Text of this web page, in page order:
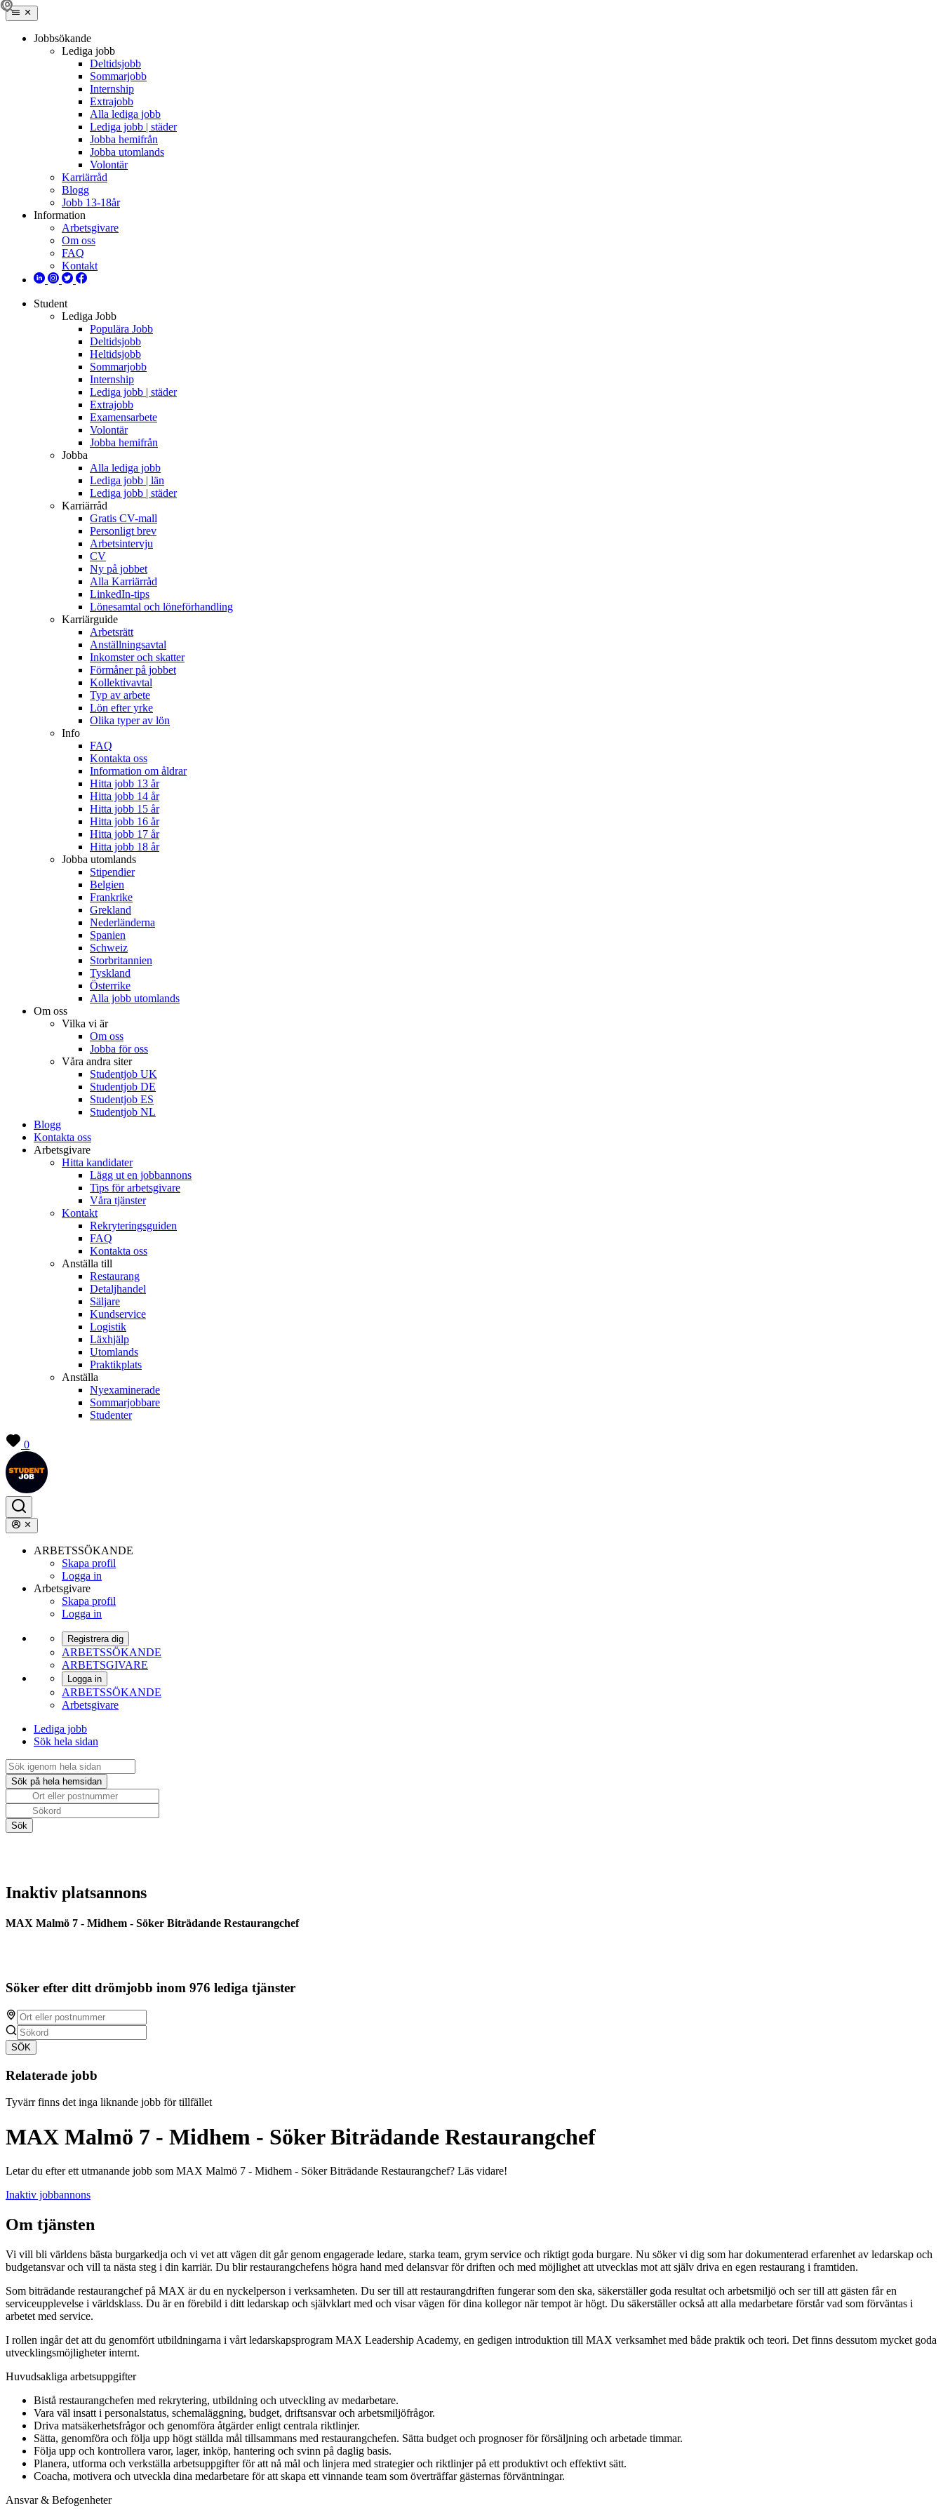
Jobbsökande
Lediga jobb
Deltidsjobb
Sommarjobb
Internship
Extrajobb
Alla lediga jobb
Lediga jobb | städer
Jobba hemifrån
Jobba utomlands
Volontär
Karriärråd
Blogg
Jobb 13-18år
Information
Arbetsgivare
Om oss
FAQ
Kontakt
Student
Lediga Jobb
Populära Jobb
Deltidsjobb
Heltidsjobb
Sommarjobb
Internship
Lediga jobb | städer
Extrajobb
Examensarbete
Volontär
Jobba hemifrån
Jobba
Alla lediga jobb
Lediga jobb | län
Lediga jobb | städer
Karriärråd
Gratis CV-mall
Personligt brev
Arbetsintervju
CV
Ny på jobbet
Alla Karriärråd
LinkedIn-tips
Lönesamtal och löneförhandling
Karriärguide
Arbetsrätt
Anställningsavtal
Inkomster och skatter
Förmåner på jobbet
Kollektivavtal
Typ av arbete
Lön efter yrke
Olika typer av lön
Info
FAQ
Kontakta oss
Information om åldrar
Hitta jobb 13 år
Hitta jobb 14 år
Hitta jobb 15 år
Hitta jobb 16 år
Hitta jobb 17 år
Hitta jobb 18 år
Jobba utomlands
Stipendier
Belgien
Frankrike
Grekland
Nederländerna
Spanien
Schweiz
Storbritannien
Tyskland
Österrike
Alla jobb utomlands
Om oss
Vilka vi är
Om oss
Jobba för oss
Våra andra siter
Studentjob UK
Studentjob DE
Studentjob ES
Studentjob NL
Blogg
Kontakta oss
Arbetsgivare
Hitta kandidater
Lägg ut en jobbannons
Tips för arbetsgivare
Våra tjänster
Kontakt
Rekryteringsguiden
FAQ
Kontakta oss
Anställa till
Restaurang
Detaljhandel
Säljare
Kundservice
Logistik
Läxhjälp
Utomlands
Praktikplats
Anställa
Nyexaminerade
Sommarjobbare
Studenter
0
ARBETSSÖKANDE
Skapa profil
Logga in
Arbetsgivare
Skapa profil
Logga in
Registrera dig
ARBETSSÖKANDE
ARBETSGIVARE
Logga in
ARBETSSÖKANDE
Arbetsgivare
Lediga jobb
Sök hela sidan
Inaktiv platsannons
MAX Malmö 7 - Midhem - Söker Biträdande Restaurangchef
Söker efter ditt drömjobb inom 976 lediga tjänster
SÖK
Relaterade jobb
Tyvärr finns det inga liknande jobb för tillfället
MAX Malmö 7 - Midhem - Söker Biträdande Restaurangchef
Letar du efter ett utmanande jobb som MAX Malmö 7 - Midhem - Söker Biträdande Restaurangchef? Läs vidare!
Inaktiv jobbannons
Om tjänsten
Vi vill bli världens bästa burgarkedja och vi vet att vägen dit går genom engagerade ledare, starka team, grym service och riktigt goda burgare. Nu söker vi dig som har dokumenterad erfarenhet av ledarskap och
budgetansvar och vill ta nästa steg i din karriär. Du blir restaurangchefens högra hand med delansvar för driften och med möjlighet att utvecklas mot att själv driva en egen restaurang i framtiden.
Som biträdande restaurangchef på MAX är du en nyckelperson i verksamheten. Du ser till att restaurangdriften fungerar som den ska, säkerställer goda resultat och arbetsmiljö och ser till att gästen får en
serviceupplevelse i världsklass. Du är en förebild i ditt ledarskap och självklart med och visar vägen för dina kollegor när tempot är högt. Du säkerställer också att alla medarbetare förstår vad som förväntas i
arbetet med service.
I rollen ingår det att du genomfört utbildningarna i vårt ledarskapsprogram MAX Leadership Academy, en gedigen introduktion till MAX verksamhet med både praktik och teori. Det finns dessutom mycket goda
utvecklingsmöjligheter internt.
Huvudsakliga arbetsuppgifter
Bistå restaurangchefen med rekrytering, utbildning och utveckling av medarbetare.
Vara väl insatt i personalstatus, schemaläggning, budget, driftsansvar och arbetsmiljöfrågor.
Driva matsäkerhetsfrågor och genomföra åtgärder enligt centrala riktlinjer.
Sätta, genomföra och följa upp högt ställda mål tillsammans med restaurangchefen. Sätta budget och prognoser för försäljning och arbetade timmar.
Följa upp och kontrollera varor, lager, inköp, hantering och svinn på daglig basis.
Planera, utforma och verkställa arbetsuppgifter för att nå mål och linjera med strategier och riktlinjer på ett produktivt och effektivt sätt.
Coacha, motivera och utveckla dina medarbetare för att skapa ett vinnande team som överträffar gästernas förväntningar.
Ansvar & Befogenheter